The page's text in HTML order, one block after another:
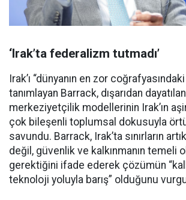
‘Irak’ta federalizm tutmadı’
Irak’ı “dünyanın en zor
tanımlayan Barrack, dışarıdan
merkeziyetçilik modellerinin Irak’ın
çok bileşenli toplumsal dokusuyla
savundu. Barrack, Irak’ta sınırların
değil, güvenlik ve kalkınmanın temeli
gerektiğini ifade ederek çözümün
teknoloji yoluyla barış” olduğunu